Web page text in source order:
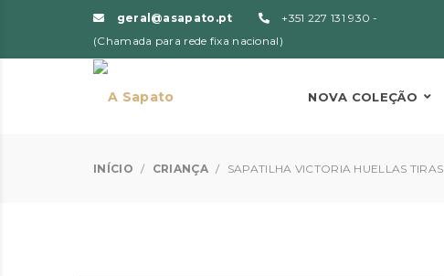
geral@asapato.pt
+351 227 131 930 -
(Chamada para rede fixa nacional)
NOVA COLEÇÃO
INÍCIO / CRIANÇA / SAPATILHA VICTORIA HUELLAS TIRAS